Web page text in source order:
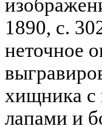
1890, с.
неточное
хищника с
лапами и